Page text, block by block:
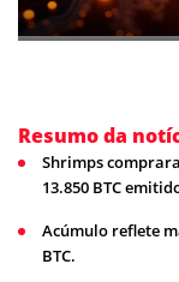
Resumo da
Shrimps
13.850 BTC
Acúmulo reflete
BTC.